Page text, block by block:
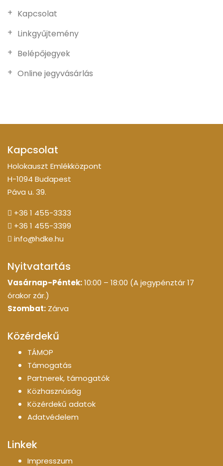
Kapcsolat
Linkgyűjtemény
Belépőjegyek
Online jegyvásárlás
Kapcsolat
Holokauszt Emlékközpont
H-1094 Budapest
Páva u. 39.
+36 1 455-3333
+36 1 455-3399
info@hdke.hu
Nyitvatartás
Vasárnap-Péntek:10:00 – 18:00 (A jegypénztár 17
órakor zár.)
Szombat: Zárva
Közérdekű
TÁMOP
Támogatás
Partnerek, támogatók
Közhasznúság
Közérdekű adatok
Adatvédelem
Linkek
Impresszum